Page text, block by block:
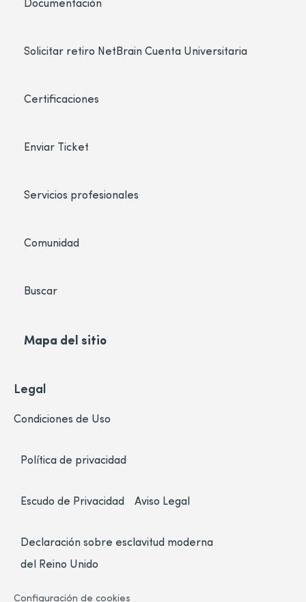
Solicitar retiro NetBrain Cuenta Universitaria
Certificaciones
Enviar Ticket
Servicios profesionales
Comunidad
Buscar
Mapa del sitio
Legal
Condiciones de Uso
Política de privacidad
Escudo de Privacidad Aviso Legal
Declaración sobre esclavitud moderna
del Reino Unido
Configuración de cookies